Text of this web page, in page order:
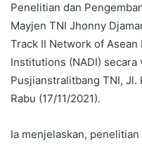
Penelitian dan
Mayjen TNI Jhonny
Track II Network of
Institutions (NADI)
Pusjianstralitbang TNI, Jl.
Rabu (17/11/2021).
Ia menjelaskan,